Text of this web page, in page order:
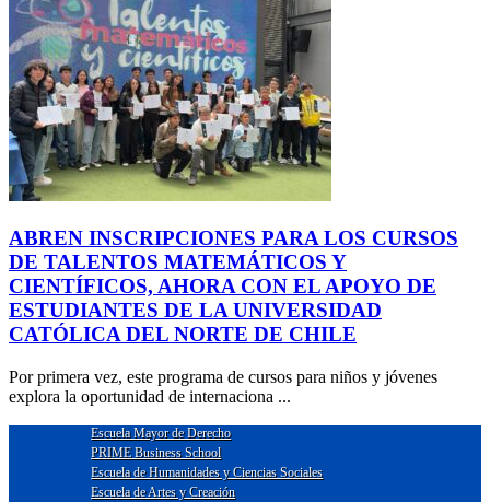
ABREN INSCRIPCIONES PARA LOS CURSOS
DE TALENTOS MATEMÁTICOS Y
CIENTÍFICOS, AHORA CON EL APOYO DE
ESTUDIANTES DE LA UNIVERSIDAD
CATÓLICA DEL NORTE DE CHILE
Por primera vez, este programa de cursos para niños y jóvenes
explora la oportunidad de internaciona ...
Escuela Mayor de Derecho
PRIME Business School
Escuela de Humanidades y Ciencias Sociales
Escuela de Artes y Creación